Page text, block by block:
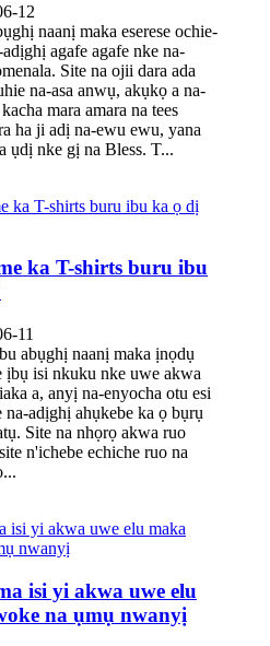
12
naanị maka eserese ochie-
agafe agafe nke na-
Site na ojii dara ada
na-asa anwụ, akụkọ a na-
mara amara na tees
ha ji adị na-ewu ewu, yana
ụdị nke gị na Bless. T...
ka T-shirts buru ibu
11
abụghị naanị maka ịnọdụ
isi nkuku nke uwe akwa
a, anyị na-enyocha otu esi
na-adịghị ahụkebe ka ọ bụrụ
Site na nhọrọ akwa ruo
n'ichebe echiche ruo na
isi yi akwa uwe elu
na ụmụ nwanyị